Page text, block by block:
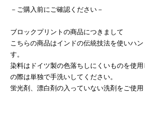
－ご購入前にご確認ください－
ブロックプリントの商品につきまして
こちらの商品はインドの伝統技法を使いハ
す。
染料はドイツ製の色落ちしにくいものを使
の際は単独で手洗いしてください。
蛍光剤、漂白剤の入っていない洗剤をご使用